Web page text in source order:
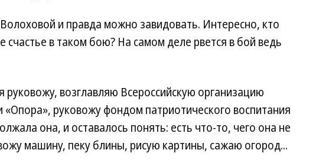
и правда можно завидовать. Интересно, кто
в таком бою? На самом деле рвется в бой ведь
возглавляю Всероссийскую организацию
«Опора», руковожу фондом патриотического воспитания
она, и оставалось понять: есть что-то, чего она не
машину, пеку блины, рисую картины, сажаю огород...